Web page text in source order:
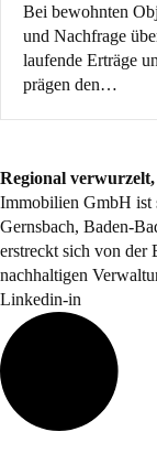
Bei bewohnten
und Nachfrage
laufende Erträge
prägen den…
Regional
Immobilien GmbH ist
Gernsbach, Baden-
erstreckt sich von der
nachhaltigen
Linkedin-in